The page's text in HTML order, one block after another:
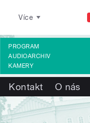
Více
PROGRAM
AUDIOARCHIV
KAMERY
Kontakt O nás